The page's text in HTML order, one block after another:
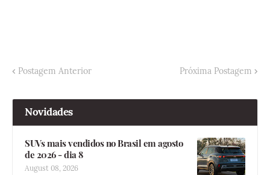
Postagem Anterior Próxima Postagem
Novidades
SUVs mais vendidos no Brasil em agosto
de 2026 - dia 8
August 08, 2026